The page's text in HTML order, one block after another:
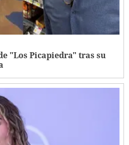
"Los Picapiedra" tras su